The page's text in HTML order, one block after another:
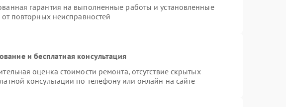
гарантия на выполненные работы и установленные
повторных неисправностей
и бесплатная консультация
оценка стоимости ремонта, отсутствие скрытых
консультации по телефону или онлайн на сайте